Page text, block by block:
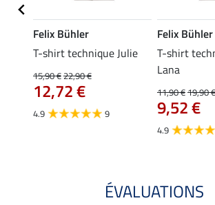
Felix Bühler
T-shirt technique Julie
15,90 €22,90 €
12,72 €
4.9 9
Felix Bühler
T-shirt
Lana
11,90 €19,90 €
9,52 €
4.9
ÉVALUATIONS